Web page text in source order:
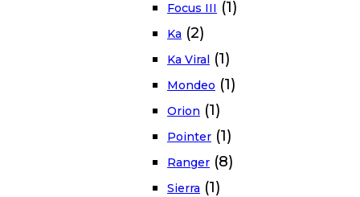
Focus III (1)
Ka (2)
Ka Viral (1)
Mondeo (1)
Orion (1)
Pointer (1)
Ranger (8)
Sierra (1)